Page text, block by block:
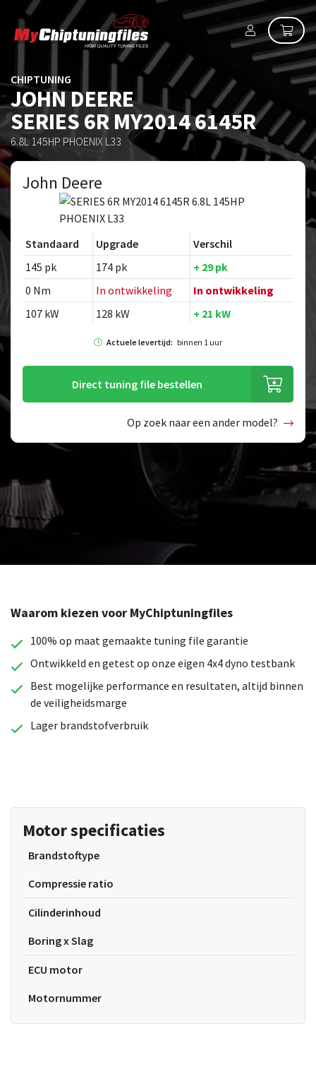
CHIPTUNING
JOHN DEERE
SERIES 6R MY2014 6145R
6.8L 145HP PHOENIX L33
John Deere
Standaard Upgrade
Verschil
145 pk
174 pk
+ 29 pk
0 Nm
In ontwikkeling
In ontwikkeling
107 kW
128 kW + 21 kW
Actuele levertijd: binnen 1 uur
Direct tuning file bestellen
Op zoek naar een ander model?
Waarom kiezen voor MyChiptuningfiles
100% op maat gemaakte tuning file garantie
Ontwikkeld en getest op onze eigen 4x4 dyno testbank
Best mogelijke performance en resultaten, altijd binnen
de veiligheidsmarge
Lager brandstofverbruik
Motor specificaties
Brandstoftype
Compressie ratio
Cilinderinhoud
Boring x Slag
ECU motor
Motornummer